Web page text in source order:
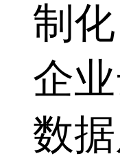
制
企
数